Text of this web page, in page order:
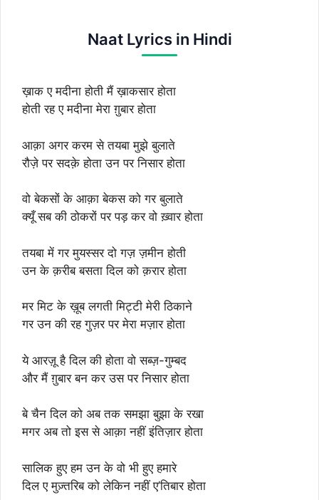
Naat Lyrics in Hindi
ख़ाक ए मदीना होती मैं ख़ाकसार होता
होती रह ए मदीना मेरा ग़ुबार होता
आक़ा अगर करम से तयबा मुझे बुलाते
रौज़े पर सदक़े होता उन पर निसार होता
वो बेकसों के आक़ा बेकस को गर बुलाते
क्यूँ सब की ठोकरों पर पड़ कर वो ख़्वार होता
तयबा में गर मुयस्सर दो गज़ ज़मीन होती
उन के क़रीब बसता दिल को क़रार होता
मर मिट के ख़ूब लगती मिट्टी मेरी ठिकाने
गर उन की रह गुज़र पर मेरा मज़ार होता
ये आरज़ू है दिल की होता वो सब्ज़-गुम्बद
और मैं ग़ुबार बन कर उस पर निसार होता
बे चैन दिल को अब तक समझा बुझा के रखा
मगर अब तो इस से आक़ा नहीं इंतिज़ार होता
सालिक हुए हम उन के वो भी हुए हमारे
दिल ए मुज़्तरिब को लेकिन नहीं ए’तिबार होता